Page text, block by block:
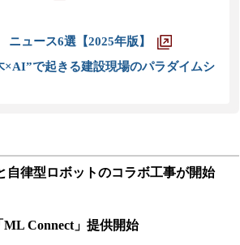
ュース6選【2025年版】
で起きる建設現場のパラダイムシ
自律型ロボットのコラボ工事が開始
Connect」提供開始